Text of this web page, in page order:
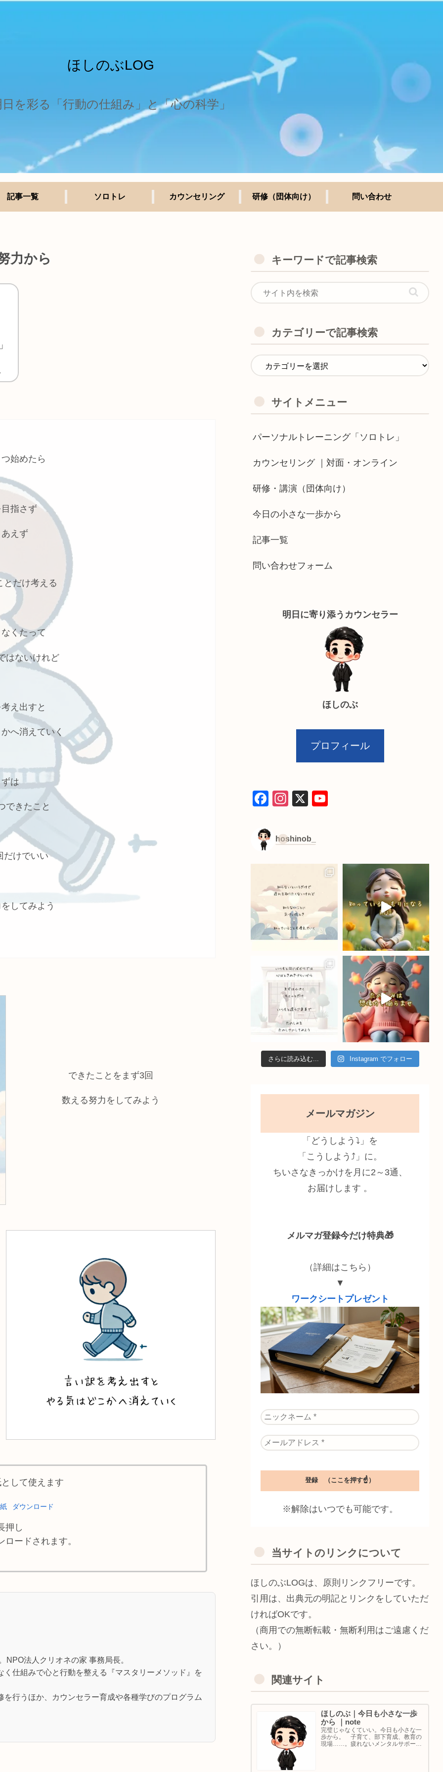
ほしのぶLOG
を彩る「行動の仕組み」と「心の科学」
記事一覧 ソロトレ カウンセリング 研修（団体向け） 問い合わせ
力から
始めたら
指さず
えず
とだけ考える
くたって
はないけれど
え出すと
へ消えていく
は
できたこと
だけでいい
してみよう
できたことをまず3回
数える努力をしてみよう
して使えます
ダウンロード
押し
ードされます。
法人クリオネの家 事務局長。
仕組みで心と行動を整える『マスタリーメソッド』を
行うほか、カウンセラー育成や各種学びのプログラム
キーワードで記事検索
カテゴリーで記事検索
サイトメニュー
パーソナルトレーニング「ソロトレ」
カウンセリング ｜対面・オンライン
研修・講演（団体向け）
今日の小さな一歩から
記事一覧
問い合わせフォーム
明日に寄り添うカウンセラー
ほしのぶ
プロフィール
F
c
e
b
o
In
gr
a
X
u
b
C
h
a
n
n
hoshinob_
さらに読み込む... Instagram でフォロー
メールマガジン
「どうしよう⤵」を
「こうしよう⤴」に。
ちいさなきっかけを月に2～3通、
お届けします 。
メルマガ登録今だけ特典🎁
（詳細はこちら）
▼
ワークシートプレゼント
※解除はいつでも可能です。
当サイトのリンクについて
ほしのぶLOGは、原則リンクフリーです。
引用は、出典元の明記とリンクをしていただ
ければOKです。
（商用での無断転載・無断利用はご遠慮くだ
さい。）
関連サイト
ほしのぶ｜今日も小さな一歩
から ｜note
完璧じゃなくていい。今日も小さな一
歩から。 子育て、部下育成、教育の
現場……。疲れないメンタルサポート